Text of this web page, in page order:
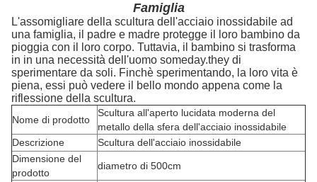
Famiglia
L'assomigliare della scultura dell'acciaio inossidabile ad
una famiglia, il padre e madre protegge il loro bambino da
pioggia con il loro corpo. Tuttavia, il bambino si trasforma
in in una necessità dell'uomo someday.they di
sperimentare da soli. Finchè sperimentando, la loro vita è
piena, essi può vedere il bello mondo appena come la
riflessione della scultura.
Nome di prodotto
Scultura all'aperto lucidata moderna del
metallo della sfera dell'acciaio inossidabile
Descrizione
Scultura dell'acciaio inossidabile
Dimensione del
prodotto
diametro di 500cm